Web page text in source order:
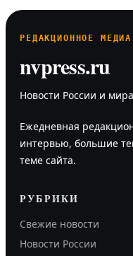
РЕДАКЦИОННОЕ МЕДИА
nvpress.ru
Новости России и мира
Ежедневная
интервью, большие
теме сайта.
РУБРИКИ
Свежие новости
Новости России